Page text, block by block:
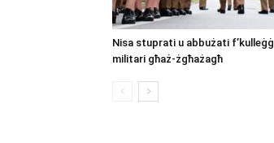
Nisa stuprati u abbużati f’kulleġġ
militari għaż-żgħażagħ